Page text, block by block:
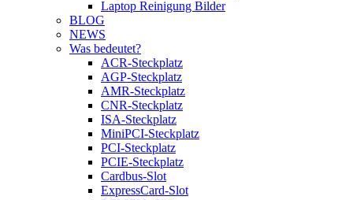
Laptop Reinigung Bilder
BLOG
NEWS
Was bedeutet?
ACR-Steckplatz
AGP-Steckplatz
AMR-Steckplatz
CNR-Steckplatz
ISA-Steckplatz
MiniPCI-Steckplatz
PCI-Steckplatz
PCIE-Steckplatz
Cardbus-Slot
ExpressCard-Slot